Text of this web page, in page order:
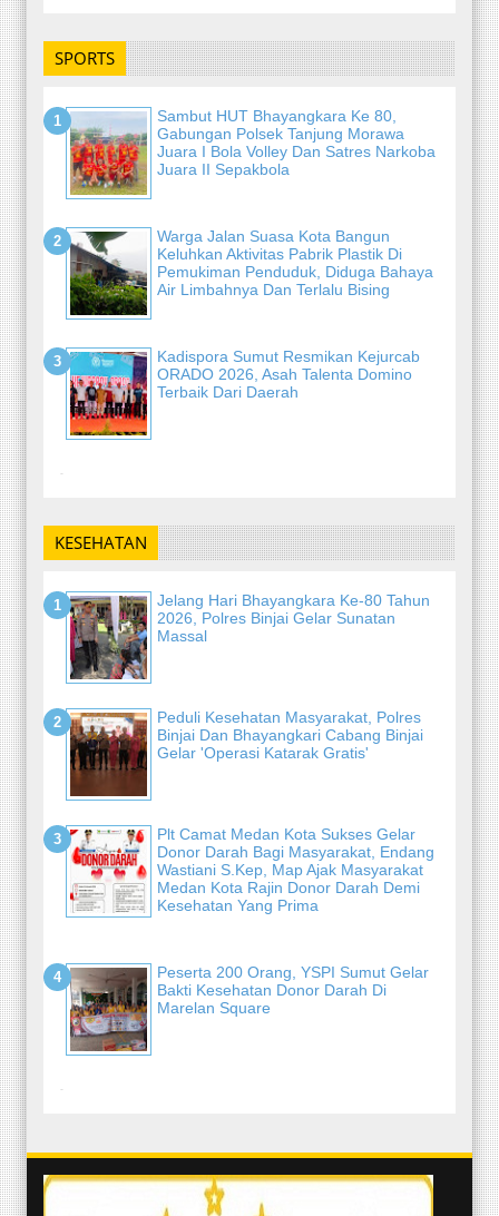
SPORTS
Sambut HUT Bhayangkara Ke 80,
Gabungan Polsek Tanjung Morawa
Juara I Bola Volley Dan Satres Narkoba
Juara II Sepakbola
Warga Jalan Suasa Kota Bangun
Keluhkan Aktivitas Pabrik Plastik Di
Pemukiman Penduduk, Diduga Bahaya
Air Limbahnya Dan Terlalu Bising
Kadispora Sumut Resmikan Kejurcab
ORADO 2026, Asah Talenta Domino
Terbaik Dari Daerah
-
KESEHATAN
Jelang Hari Bhayangkara Ke-80 Tahun
2026, Polres Binjai Gelar Sunatan
Massal
Peduli Kesehatan Masyarakat, Polres
Binjai Dan Bhayangkari Cabang Binjai
Gelar 'Operasi Katarak Gratis'
Plt Camat Medan Kota Sukses Gelar
Donor Darah Bagi Masyarakat, Endang
Wastiani S.Kep, Map Ajak Masyarakat
Medan Kota Rajin Donor Darah Demi
Kesehatan Yang Prima
Peserta 200 Orang, YSPI Sumut Gelar
Bakti Kesehatan Donor Darah Di
Marelan Square
-